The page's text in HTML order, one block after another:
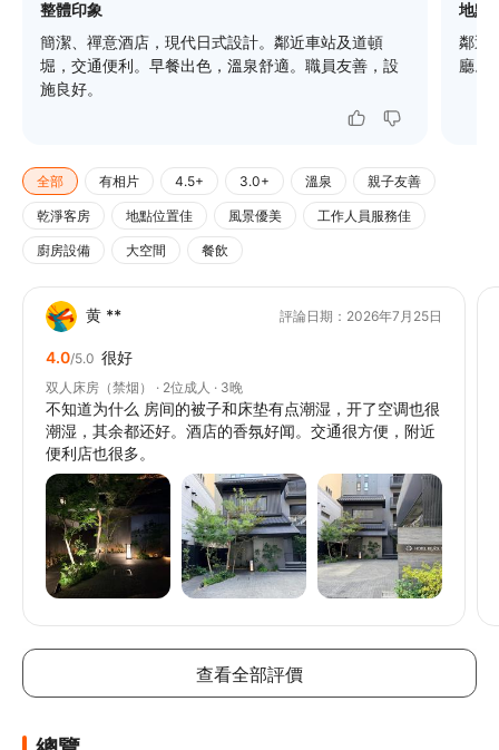
整體印象
簡潔、禪意酒店，現代日式設計。鄰近車站及道頓
堀，交通便利。早餐出色，溫泉舒適。職員友善，設
施良好。
地點
鄰近
廳。
全部 有相片 4.5+ 3.0+ 溫泉 親子友善
乾淨客房 地點位置佳 風景優美 工作人員服務佳
廚房設備 大空間 餐飲
黄 ** 評論日期：2026年7月25日
4.0/5.0 很好
双人床房（禁烟） · 2位成人 · 3晚
不知道为什么 房间的被子和床垫有点潮湿，开了空调也很
潮湿，其余都还好。酒店的香氛好闻。交通很方便，附近
便利店也很多。
查看全部評價